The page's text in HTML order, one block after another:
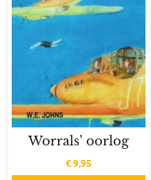
Worrals’ oorlog
€9,95